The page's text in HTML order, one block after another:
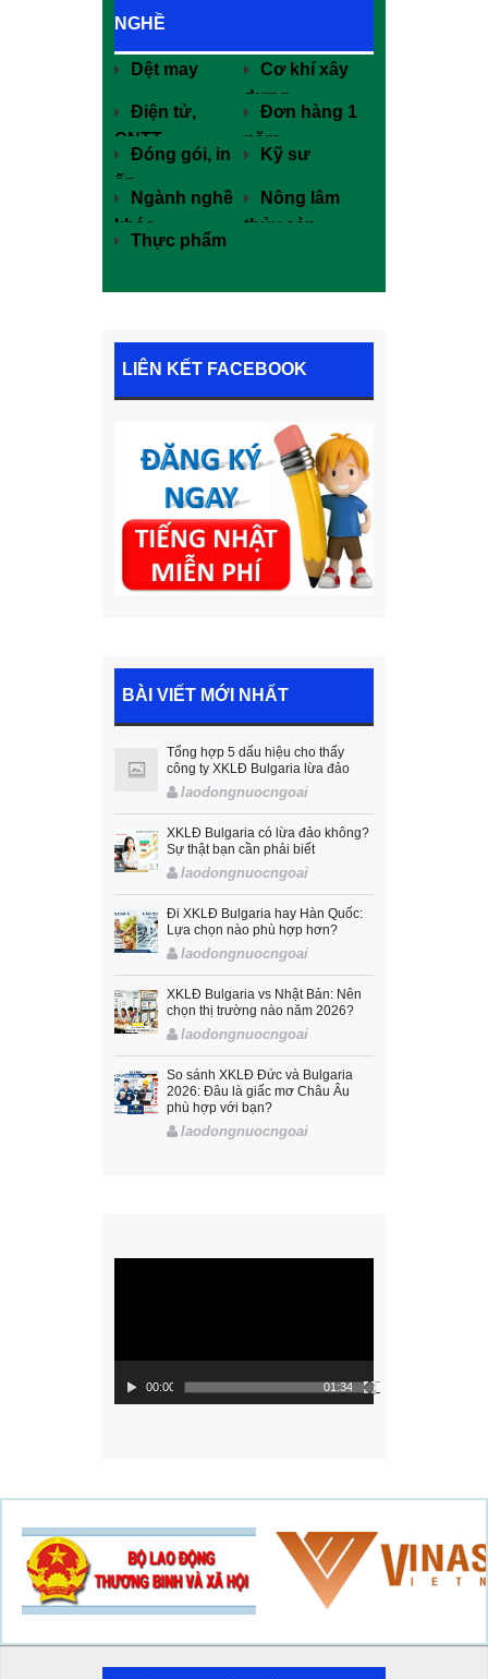
NGHỀ
Dệt may
Cơ khí xây
dựng
Điện tử,
CNTT
Đơn hàng 1
năm
Đóng gói, in
ấn
Kỹ sư
Ngành nghề
khác
Nông lâm
thủy sản
Thực phẩm
LIÊN KẾT FACEBOOK
BÀI VIẾT MỚI NHẤT
Tổng hợp 5 dấu hiệu cho thấy
công ty XKLĐ Bulgaria lừa đảo
laodongnuocngoai
XKLĐ Bulgaria có lừa đảo không?
Sự thật bạn cần phải biết
laodongnuocngoai
Đi XKLĐ Bulgaria hay Hàn Quốc:
Lựa chọn nào phù hợp hơn?
laodongnuocngoai
XKLĐ Bulgaria vs Nhật Bản: Nên
chọn thị trường nào năm 2026?
laodongnuocngoai
So sánh XKLĐ Đức và Bulgaria
2026: Đâu là giấc mơ Châu Âu
phù hợp với bạn?
laodongnuocngoai
chơi
00:00 01:34